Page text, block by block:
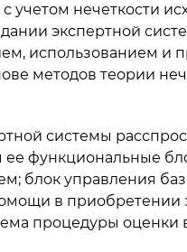
учетом нечеткости
экспертной
использованием и
методов теории
системы
функциональные
блок управления
в приобретении
процедуры оценки